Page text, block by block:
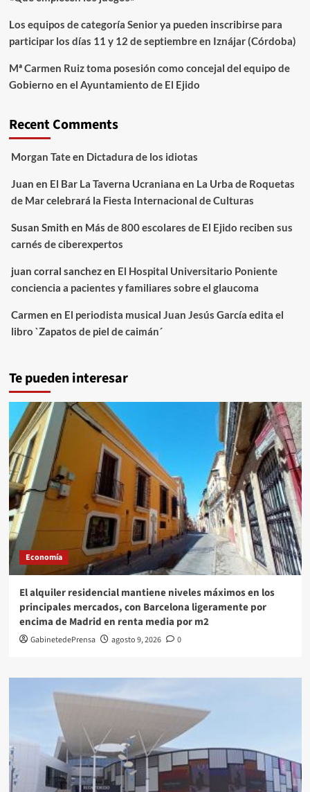
Los equipos de categoría Senior ya pueden inscribirse para
participar los días 11 y 12 de septiembre en Iznájar (Córdoba)
Mª Carmen Ruiz toma posesión como concejal del equipo de
Gobierno en el Ayuntamiento de El Ejido
Recent Comments
Morgan Tateen Dictadura de los idiotas
Juan en El Bar La Taverna Ucraniana en La Urba de Roquetas
de Mar celebrará la Fiesta Internacional de Culturas
Susan Smith en Más de 800 escolares de El Ejido reciben sus
carnés de ciberexpertos
juan corral sanchezen El Hospital Universitario Poniente
conciencia a pacientes y familiares sobre el glaucoma
Carmen en El periodista musical Juan Jesús García edita el
libro `Zapatos de piel de caimán´
Te pueden interesar
Economía
El alquiler residencial mantiene niveles máximos en los
principales mercados, con Barcelona ligeramente por
encima de Madrid en renta media por m2
GabinetedePrensa agosto 9, 2026 0